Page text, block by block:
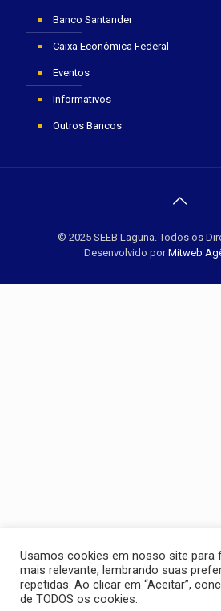
Banco Santander
Caixa Econômica Federal
Eventos
Informativos
Outros Bancos
© 2025 SEEB Laguna. Todos os
Desenvolvido porMitweb
Usamos cookies em nosso site para
mais relevante, lembrando suas
repetidas. Ao clicar em “Aceitar”,
de TODOS os cookies.